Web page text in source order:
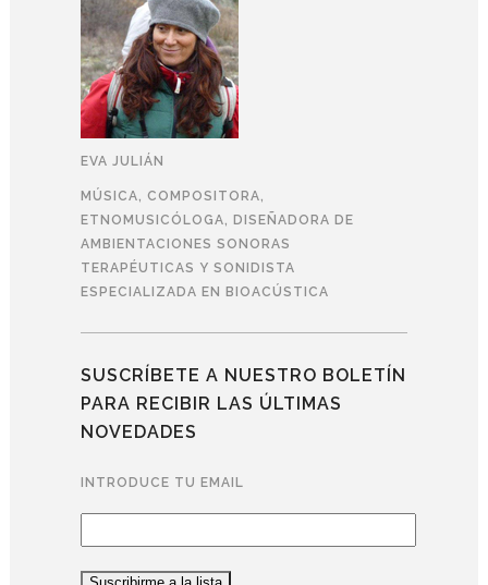
EVA JULIÁN
MÚSICA, COMPOSITORA,
ETNOMUSICÓLOGA, DISEÑADORA DE
AMBIENTACIONES SONORAS
TERAPÉUTICAS Y SONIDISTA
ESPECIALIZADA EN BIOACÚSTICA
SUSCRÍBETE A NUESTRO BOLETÍN
PARA RECIBIR LAS ÚLTIMAS
NOVEDADES
INTRODUCE TU EMAIL